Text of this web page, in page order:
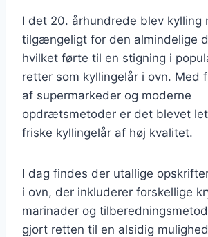
I det 20. århundrede blev kylling
tilgængeligt for den almindelige
hvilket førte til en stigning i
retter som kyllingelår i ovn. Med
af supermarkeder og moderne
opdrætsmetoder er det blevet
friske kyllingelår af høj kvalitet.
I dag findes der utallige
i ovn, der inkluderer forskellige
marinader og
gjort retten til en alsidig